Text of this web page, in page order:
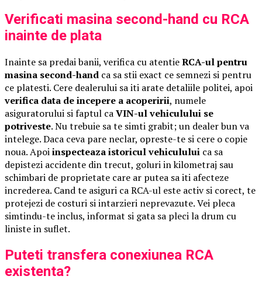
Verificati masina second-hand cu RCA
inainte de plata
Inainte sa predai banii, verifica cu atentieRCA-ul pentru
masina second-hand ca sa stii exact ce semnezi si pentru
ce platesti. Cere dealerului sa iti arate detaliile politei, apoi
verifica data de incepere a acoperirii, numele
asiguratorului si faptul caVIN-ul vehiculului se
potriveste. Nu trebuie sa te simti grabit; un dealer bun va
intelege. Daca ceva pare neclar, opreste-te si cere o copie
noua. Apoiinspecteaza istoricul vehiculului ca sa
depistezi accidente din trecut, goluri in kilometraj sau
schimbari de proprietate care ar putea sa iti afecteze
increderea. Cand te asiguri ca RCA-ul este activ si corect, te
protejezi de costuri si intarzieri neprevazute. Vei pleca
simtindu-te inclus, informat si gata sa pleci la drum cu
liniste in suflet.
Puteti transfera conexiunea RCA
existenta?